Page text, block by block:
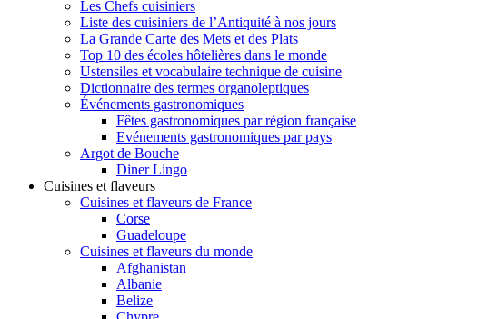
Les Chefs cuisiniers
Liste des cuisiniers de l’Antiquité à nos jours
La Grande Carte des Mets et des Plats
Top 10 des écoles hôtelières dans le monde
Ustensiles et vocabulaire technique de cuisine
Dictionnaire des termes organoleptiques
Événements gastronomiques
Fêtes gastronomiques par région française
Evénements gastronomiques par pays
Argot de Bouche
Diner Lingo
Cuisines et flaveurs
Cuisines et flaveurs de France
Corse
Guadeloupe
Cuisines et flaveurs du monde
Afghanistan
Albanie
Belize